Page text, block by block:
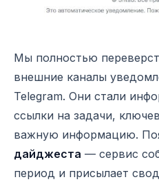
Мы полностью
внешние каналы
Telegram. Они стали
ссылки на задачи,
важную информацию.
дайджеста — сервис
период и присылает